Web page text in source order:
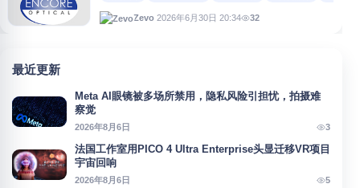
Zevo 2026年6月30日 20:34 32
最近更新
Meta AI眼镜被多场所禁用，隐私风险引担忧，拍摄难
察觉
2026年8月6日 3
法国工作室用PICO 4 Ultra Enterprise头显迁移VR项目
宇宙回响
2026年8月6日 5